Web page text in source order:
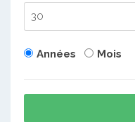
Années Mois